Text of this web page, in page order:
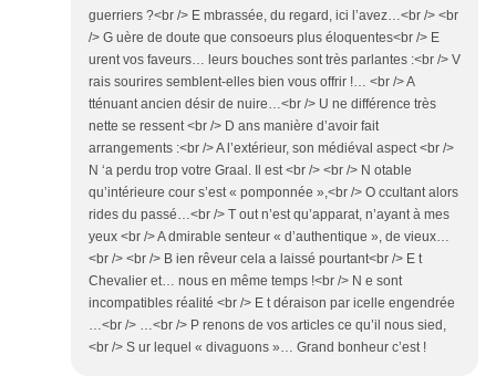
guerriers ?<br /> E mbrassée, du regard, ici l’avez…<br /> <br
/> G uère de doute que consoeurs plus éloquentes<br /> E
urent vos faveurs… leurs bouches sont très parlantes :<br /> V
rais sourires semblent-elles bien vous offrir !… <br /> A
tténuant ancien désir de nuire…<br /> U ne différence très
nette se ressent <br /> D ans manière d’avoir fait
arrangements :<br /> A l’extérieur, son médiéval aspect <br />
N ‘a perdu trop votre Graal. Il est <br /> <br /> N otable
qu’intérieure cour s’est « pomponnée »,<br /> O ccultant alors
rides du passé…<br /> T out n’est qu’apparat, n’ayant à mes
yeux <br /> A dmirable senteur « d’authentique », de vieux…
<br /> <br /> B ien rêveur cela a laissé pourtant<br /> E t
Chevalier et… nous en même temps !<br /> N e sont
incompatibles réalité <br /> E t déraison par icelle engendrée
…<br /> …<br /> P renons de vos articles ce qu’il nous sied,
<br /> S ur lequel « divaguons »… Grand bonheur c’est !